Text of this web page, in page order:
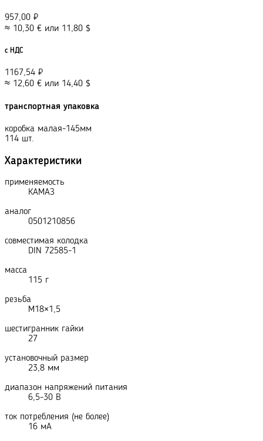
957,00 ₽
≈ 10,30 € или 11,80 $
с НДС
1167,54 ₽
≈ 12,60 € или 14,40 $
транспортная упаковка
коробка малая-145мм
114 шт.
Характеристики
применяемость
КАМАЗ
аналог
0501210856
совместимая колодка
DIN 72585-1
масса
115 г
резьба
М18×1,5
шестигранник гайки
27
установочный размер
23,8 мм
диапазон напряжений питания
6,5-30 В
ток потребления (не более)
16 мА